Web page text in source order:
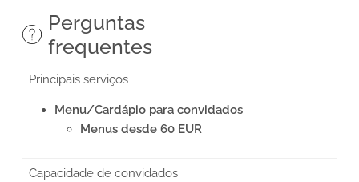
Perguntas
frequentes
Principais serviços
Menu/Cardápio para convidados
Menus desde 60 EUR
Capacidade de convidados